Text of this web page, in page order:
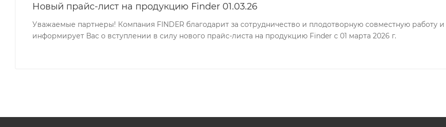
Новый прайс-лист на продукцию Finder 01.03.26
Уважаемые партнеры! Компания FINDER благодарит за сотрудничество и плодотворную совместную работу и
информирует Вас о вступлении в силу нового прайс-листа на продукцию Finder с 01 марта 2026 г.